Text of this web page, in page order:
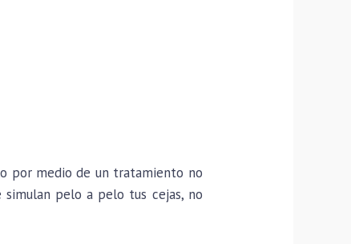
por medio de un tratamiento no
pelo a pelo tus cejas, no